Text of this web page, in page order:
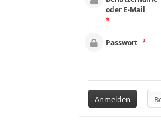
oder E-Mail
*
Passwort *